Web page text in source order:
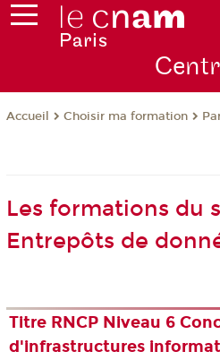
Accueil Choisir ma formation
Les formations du
Entrepôts de
Titre RNCP Niveau 6
d'infrastructures